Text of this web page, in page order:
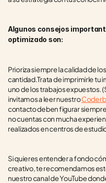
Algunos consejos
optimizado son:
Prioriza siempre la calidad de
cantidad.Trata de imprimirle tu
uno de los trabajos expuestos.
invitamos a leer nuestro
contacto deben figurar
no cuentas con mucha
realizados en centros de
Si quieres entender a fondo
creativo, te recomendamos
nuestro canal de YouTube